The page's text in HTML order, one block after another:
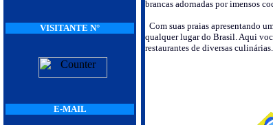
VISITANTE N°
E-MAIL
brancas adornadas por imensos
Com suas praias apresentando
qualquer lugar do Brasil. Aqui
restaurantes de diversas culinárias.